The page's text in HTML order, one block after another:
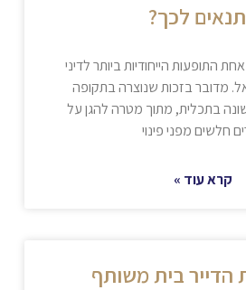
לכך?
התופעות הייחודיות ביותר לדיני
מדובר בזכות שנוצרה בתקופה
בתכלית, מתוך מטרה להגן על
חלשים מפני פינוי
קרא עוד »
הדייר בית משותף